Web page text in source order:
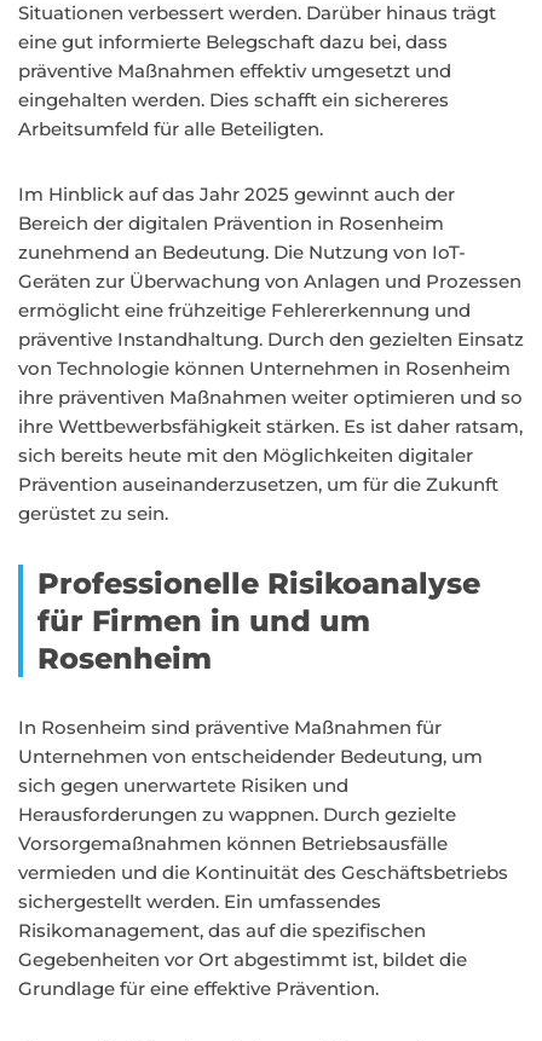
Situationen verbessert werden. Darüber hinaus trägt
eine gut informierte Belegschaft dazu bei, dass
präventive Maßnahmen effektiv umgesetzt und
eingehalten werden. Dies schafft ein sichereres
Arbeitsumfeld für alle Beteiligten.
Im Hinblick auf das Jahr 2025 gewinnt auch der
Bereich der digitalen Prävention in Rosenheim
zunehmend an Bedeutung. Die Nutzung von IoT-
Geräten zur Überwachung von Anlagen und Prozessen
ermöglicht eine frühzeitige Fehlererkennung und
präventive Instandhaltung. Durch den gezielten Einsatz
von Technologie können Unternehmen in Rosenheim
ihre präventiven Maßnahmen weiter optimieren und so
ihre Wettbewerbsfähigkeit stärken. Es ist daher ratsam,
sich bereits heute mit den Möglichkeiten digitaler
Prävention auseinanderzusetzen, um für die Zukunft
gerüstet zu sein.
Professionelle Risikoanalyse
für Firmen in und um
Rosenheim
In Rosenheim sind präventive Maßnahmen für
Unternehmen von entscheidender Bedeutung, um
sich gegen unerwartete Risiken und
Herausforderungen zu wappnen. Durch gezielte
Vorsorgemaßnahmen können Betriebsausfälle
vermieden und die Kontinuität des Geschäftsbetriebs
sichergestellt werden. Ein umfassendes
Risikomanagement, das auf die spezifischen
Gegebenheiten vor Ort abgestimmt ist, bildet die
Grundlage für eine effektive Prävention.